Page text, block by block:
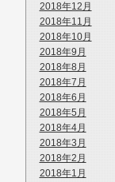
2018年12月
2018年11月
2018年10月
2018年9月
2018年8月
2018年7月
2018年6月
2018年5月
2018年4月
2018年3月
2018年2月
2018年1月